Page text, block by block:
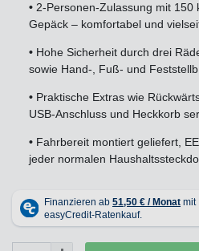
• 2-Personen-Zulassung mit 150
Gepäck – komfortabel und
• Hohe Sicherheit durch drei
sowie Hand-, Fuß- und
• Praktische Extras wie
USB-Anschluss und Heckkorb
• Fahrbereit montiert geliefert,
jeder normalen